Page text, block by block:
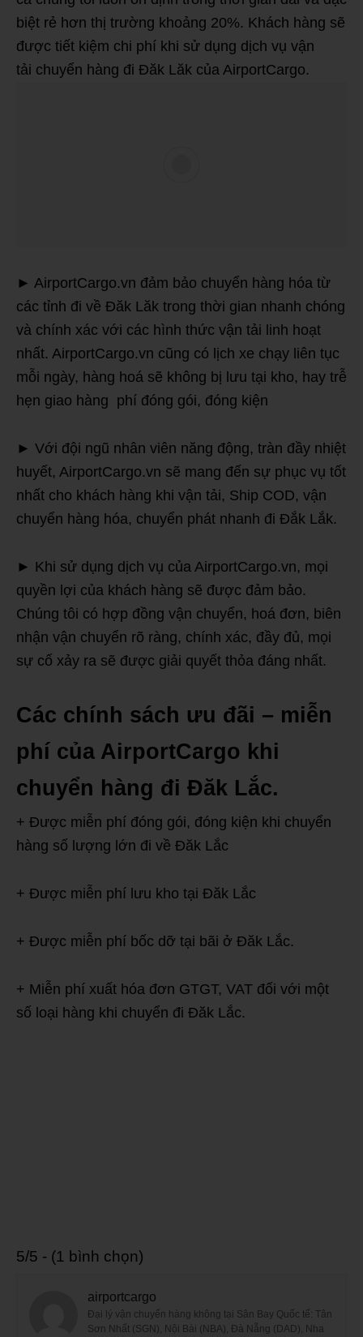
biệt rẻ hơn thị trường khoảng 20%. Khách hàng sẽ
được tiết kiệm chi phí khi sử dụng dịch vụ vận
tải chuyển hàng đi Đăk Lăk của AirportCargo.
► AirportCargo.vn đảm bảo chuyển hàng hóa từ
các tỉnh đi về Đăk Lăk trong thời gian nhanh chóng
và chính xác với các hình thức vận tải linh hoạt
nhất. AirportCargo.vn cũng có lịch xe chạy liên tục
mỗi ngày, hàng hoá sẽ không bị lưu tại kho, hay trễ
hẹn giao hàng phí đóng gói, đóng kiện
► Với đội ngũ nhân viên năng động, tràn đầy nhiệt
huyết, AirportCargo.vn sẽ mang đến sự phục vụ tốt
nhất cho khách hàng khi vận tải, Ship COD, vận
chuyển hàng hóa, chuyển phát nhanh đi Đắk Lắk.
► Khi sử dụng dịch vụ của AirportCargo.vn, mọi
quyền lợi của khách hàng sẽ được đảm bảo.
Chúng tôi có hợp đồng vận chuyển, hoá đơn, biên
nhận vận chuyển rõ ràng, chính xác, đầy đủ, mọi
sự cố xảy ra sẽ được giải quyết thỏa đáng nhất.
Các chính sách ưu đãi – miễn
phí của AirportCargo khi
chuyển hàng đi Đăk Lắc.
+ Được miễn phí đóng gói, đóng kiện khi chuyển
hàng số lượng lớn đi về Đăk Lắc
+ Được miễn phí lưu kho tại Đăk Lắc
+ Được miễn phí bốc dỡ tại bãi ở Đăk Lắc.
+ Miễn phí xuất hóa đơn GTGT, VAT đối với một
số loại hàng khi chuyển đi Đăk Lắc.
5/5 - (1 bình chọn)
airportcargo
Đại lý vận chuyển hàng không tại Sân Bay Quốc tế: Tân
Sơn Nhất (SGN), Nội Bài (NBA), Đà Nẵng (DAD), Nha